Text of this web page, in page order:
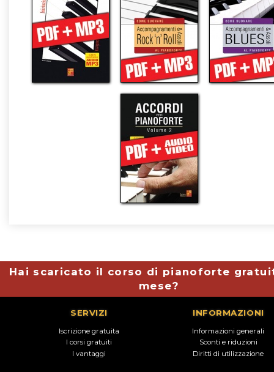
Hai scaricato il corso di pianoforte
mese?
SERVIZI
Iscrizione gratuita
I corsi gratuiti
I vantaggi
INFORMAZIONI
Informazioni generali
Sconti e riduzioni
Diritti di utilizzazione